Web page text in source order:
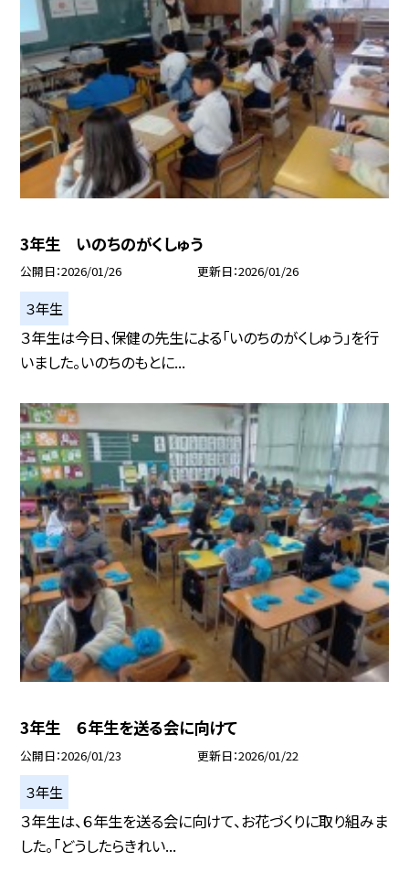
3年生 いのちのがくしゅう
公開日 2026/01/26 更新日 2026/01/26
３年生
３年生は今日、保健の先生による「いのちのがくしゅう」を行
いました。いのちのもとに...
3年生 ６年生を送る会に向けて
公開日 2026/01/23 更新日 2026/01/22
３年生
３年生は、６年生を送る会に向けて、お花づくりに取り組みま
した。「どうしたらきれい...